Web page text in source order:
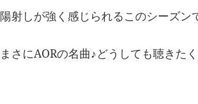
陽射しが強く感じられるこのシーズン
まさにAORの名曲♪どうしても聴きた